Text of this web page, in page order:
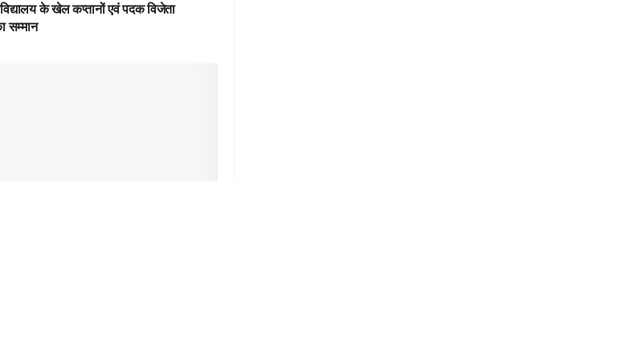
के खेल कप्तानों एवं पदक विजेता
सम्मान